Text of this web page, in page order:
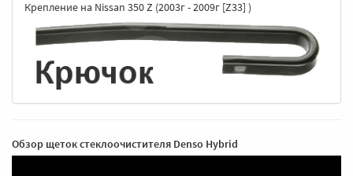
Крепление на Nissan 350 Z (2003г - 2009г [Z33] )
Обзор щеток стеклоочистителя Denso Hybrid